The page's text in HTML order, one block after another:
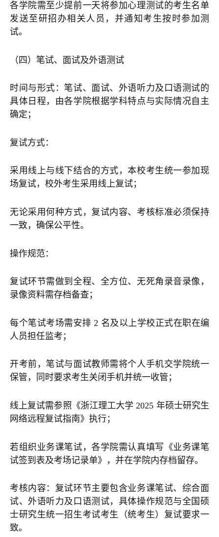
各学院需至少提前一天将参加心理测试的考生名单
发送至研招办相关人员，并通知考生按时参加测
试。
（四）笔试、面试及外语测试
时间与形式：笔试、面试、外语听力及口语测试的
具体日程，由各学院根据学科特点与实际情况自主
确定；
复试方式：
采用线上与线下结合的方式，本校考生统一参加现
场复试，校外考生采用线上复试；
无论采用何种方式，复试内容、考核标准必须保持
一致，确保公平性。
操作规范：
复试环节需做到全程、全方位、无死角录音录像，
录像资料需存档备查；
每个笔试考场需安排 2 名及以上学校正式在职在编
人员担任监考；
开考前，笔试与面试教师需将个人手机交学院统一
保管，同时要求考生关闭手机并统一收管；
线上复试需参照《浙江理工大学 2025 年硕士研究生
网络远程复试指南》执行；
若组织业务课笔试，各学院需认真填写《业务课笔
试签到表及考场记录单》，并在学院内存档留存。
考核内容：复试环节主要包含业务课笔试、综合面
试、外语听力及口语测试，具体操作规范与全国硕
士研究生统一招生考试考生（统考生）复试要求一
致。